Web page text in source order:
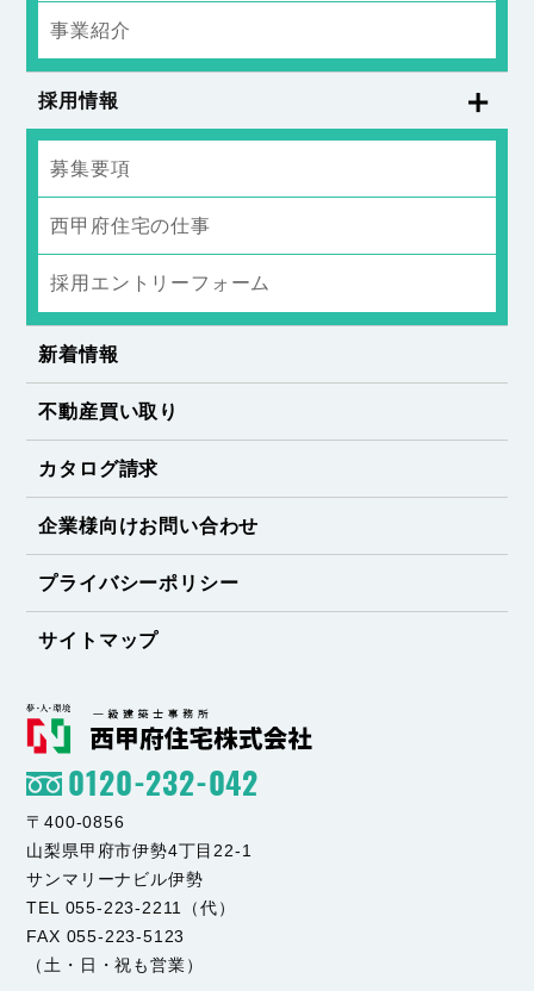
事業紹介
採用情報
募集要項
西甲府住宅の仕事
採用エントリーフォーム
新着情報
不動産買い取り
カタログ請求
企業様向けお問い合わせ
プライバシーポリシー
サイトマップ
0120-232-042
〒400-0856
山梨県甲府市伊勢4丁目22-1
サンマリーナビル伊勢
TEL 055-223-2211（代）
FAX 055-223-5123
（土・日・祝も営業）